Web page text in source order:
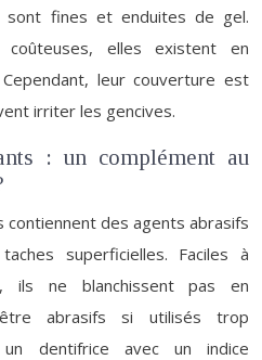
sont fines et enduites de gel.
elles existent en
leur couverture est
irriter les gencives.
: un complément au
contiennent des agents abrasifs
superficielles. Faciles à
ils ne blanchissent pas en
abrasifs si utilisés trop
un dentifrice avec un indice